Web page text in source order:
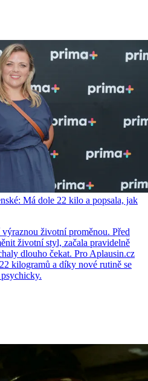
Má dole 22 kilo a popsala, jak
životní proměnou. Před
životní styl, začala pravidelně
dlouho čekat. Pro Aplausin.cz
kilogramů a díky nové rutině se